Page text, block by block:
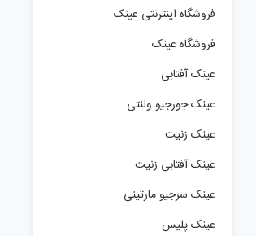
فروشگاه اینترنتی عینک
فروشگاه عینک
عینک آفتابی
عینک جورجیو ولنتی
عینک زنیت
عینک آفتابی زنیت
عینک سرجیو مارتینی
عینک پلیس